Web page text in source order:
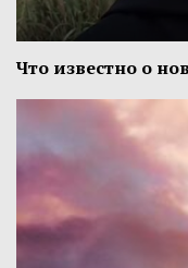
Что известно о